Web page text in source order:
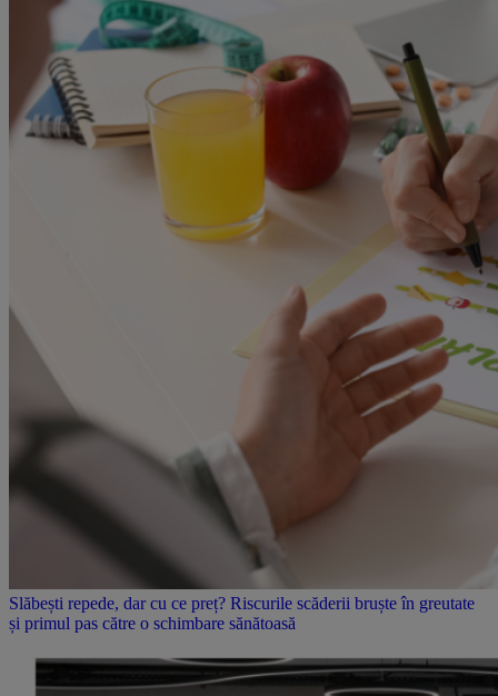
Slăbești repede, dar cu ce preț? Riscurile scăderii bruște în greutate
și primul pas către o schimbare sănătoasă